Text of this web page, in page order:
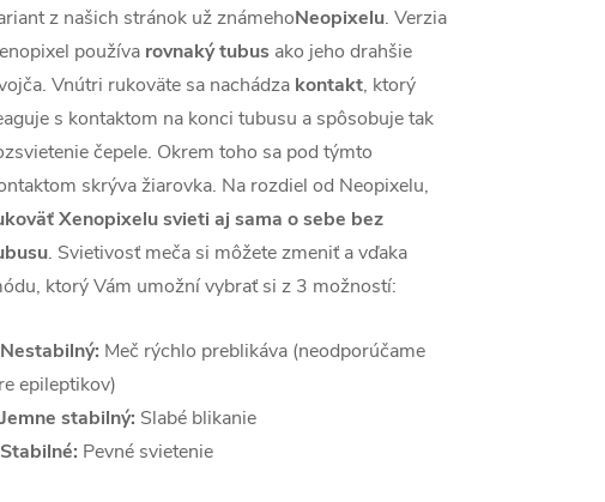
z našich stránok už známehoNeopixelu. Verzia
používa rovnaký tubus ako jeho drahšie
Vnútri rukoväte sa nachádza kontakt, ktorý
s kontaktom na konci tubusu a spôsobuje tak
čepele. Okrem toho sa pod týmto
skrýva žiarovka. Na rozdiel od Neopixelu,
Xenopixelu svieti aj sama o sebe bez
. Svietivosť meča si môžete zmeniť a vďaka
ktorý Vám umožní vybrať si z 3 možností:
Meč rýchlo preblikáva (neodporúčame
epileptikov)
stabilný: Slabé blikanie
Pevné svietenie